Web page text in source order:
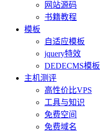
网站源码
书籍教程
模板
自适应模板
jquery特效
DEDECMS模板
主机测评
高性价比VPS
工具与知识
免费空间
免费域名